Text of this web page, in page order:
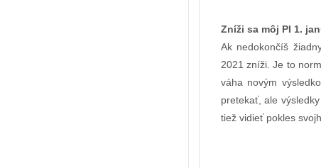
Zníži sa môj PI 1.
Ak nedokončíš
2021 zníži. Je to
váha novým
pretekať, ale
tiež vidieť pokles